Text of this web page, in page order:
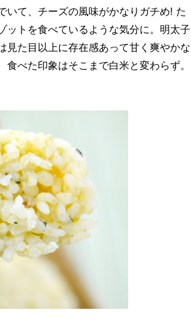
いて、チーズの風味がかなりガチめ! た
ットを食べているような気分に。明太子
見た目以上に存在感あって甘く爽やかな
べた印象はそこまで白米と変わらず。